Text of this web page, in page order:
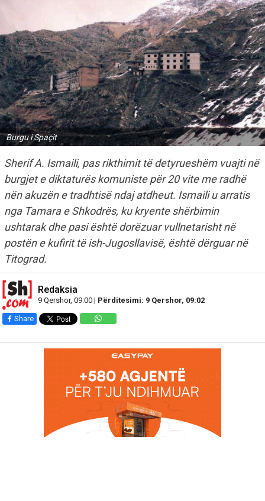
Burgu i Spaçit
Sherif A. Ismaili, pas rikthimit të detyrueshëm vuajti në
burgjet e diktaturës komuniste për 20 vite me radhë
nën akuzën e tradhtisë ndaj atdheut. Ismaili u arratis
nga Tamara e Shkodrës, ku kryente shërbimin
ushtarak dhe pasi është dorëzuar vullnetarisht në
postën e kufirit të ish-Jugosllavisë, është dërguar në
Titograd.
Redaksia
9 Qershor, 09:00 | Përditesimi: 9 Qershor, 09:02
Share